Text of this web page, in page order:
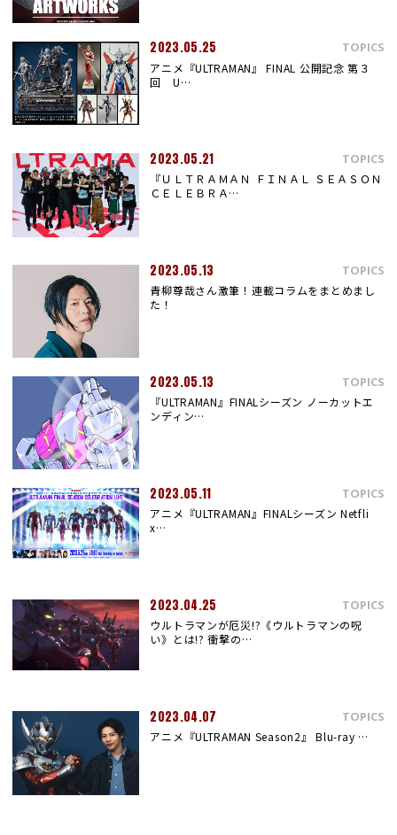
2023.05.25 TOPICS
アニメ『ULTRAMAN』 FINAL 公開記念 第３
回 U…
2023.05.21 TOPICS
『ＵＬＴＲＡＭＡＮ ＦＩＮＡＬ ＳＥＡＳＯＮ
ＣＥＬＥＢＲＡ…
2023.05.13 TOPICS
青柳尊哉さん激筆！連載コラムをまとめまし
た！
2023.05.13 TOPICS
『ULTRAMAN』FINALシーズン ノーカットエ
ンディン…
2023.05.11 TOPICS
アニメ『ULTRAMAN』FINALシーズン Netfli
x…
2023.04.25 TOPICS
ウルトラマンが厄災!?《ウルトラマンの呪
い》とは!? 衝撃の…
2023.04.07 TOPICS
アニメ『ULTRAMAN Season2』 Blu-ray …